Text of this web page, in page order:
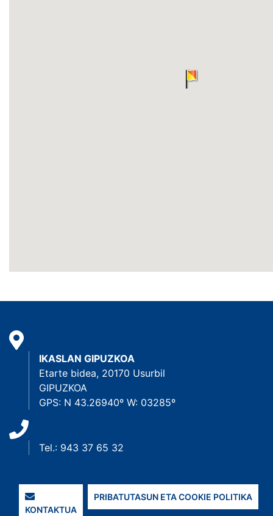
IKASLAN GIPUZKOA
Etarte bidea, 20170 Usurbil
GIPUZKOA
GPS: N 43.26940º W: 03285º
Tel.: 943 37 65 32
KONTAKTUA
PRIBATUTASUN ETA COOKIE POLITIKA